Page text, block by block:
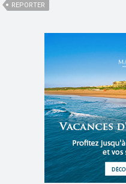
REPORTER